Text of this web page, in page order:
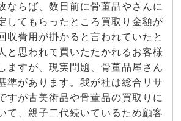
ならば、数日前に骨董品やさんに
してもらったところ買取り金額が
収費用が掛かると言われていたと
と思われて買いたたかれるお客様
ますが、現実問題、骨董品屋さん
準があります。我が社は総合リサ
すが古美術品や骨董品の買取りに
て、親子二代続いているため顧客